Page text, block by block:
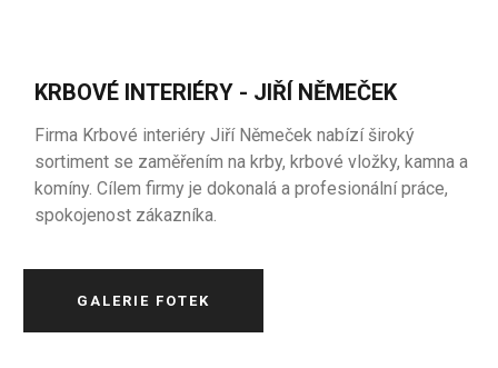
KRBOVÉ INTERIÉRY - JIŘÍ NĚMEČEK
Firma Krbové interiéry Jiří Němeček nabízí široký
sortiment se zaměřením na krby, krbové vložky, kamna a
komíny. Cílem firmy je dokonalá a profesionální práce,
spokojenost zákazníka.
GALERIE FOTEK